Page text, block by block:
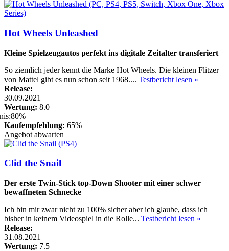
Hot Wheels Unleashed
Kleine Spielzeugautos perfekt ins digitale Zeitalter transferiert
So ziemlich jeder kennt die Marke Hot Wheels. Die kleinen Flitzer
von Mattel gibt es nun schon seit 1968.... Testbericht lesen »
Release:
30.09.2021
Wertung: 8.0
Kaufempfehlung: 65%
Angebot abwarten
Clid the Snail
Der erste Twin-Stick top-Down Shooter mit einer schwer
bewaffneten Schnecke
Ich bin mir zwar nicht zu 100% sicher aber ich glaube, dass ich
bisher in keinem Videospiel in die Rolle... Testbericht lesen »
Release:
31.08.2021
Wertung: 7.5